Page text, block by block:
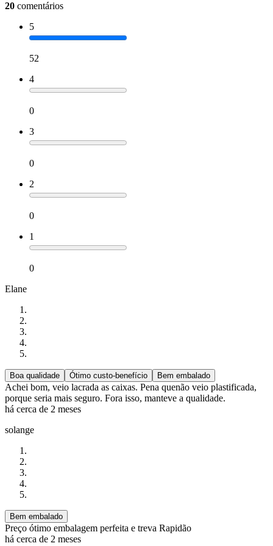
20 comentários
5
52
4
0
3
0
2
0
1
0
Elane
Boa qualidade Ótimo custo-benefício Bem embalado
Achei bom, veio lacrada as caixas. Pena quenão veio plastificada,
porque seria mais seguro. Fora isso, manteve a qualidade.
há cerca de 2 meses
solange
Bem embalado
Preço ótimo embalagem perfeita e treva Rapidão
há cerca de 2 meses